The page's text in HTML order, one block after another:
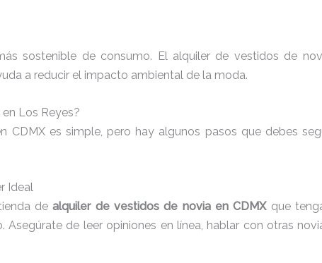
sostenible de consumo. El alquiler de vestidos de
a reducir el impacto ambiental de la moda.
Los Reyes?
CDMX es simple, pero hay algunos pasos que debes
Ideal
dealquiler de vestidos de novia en CDMXque
de leer opiniones en línea, hablar con otras